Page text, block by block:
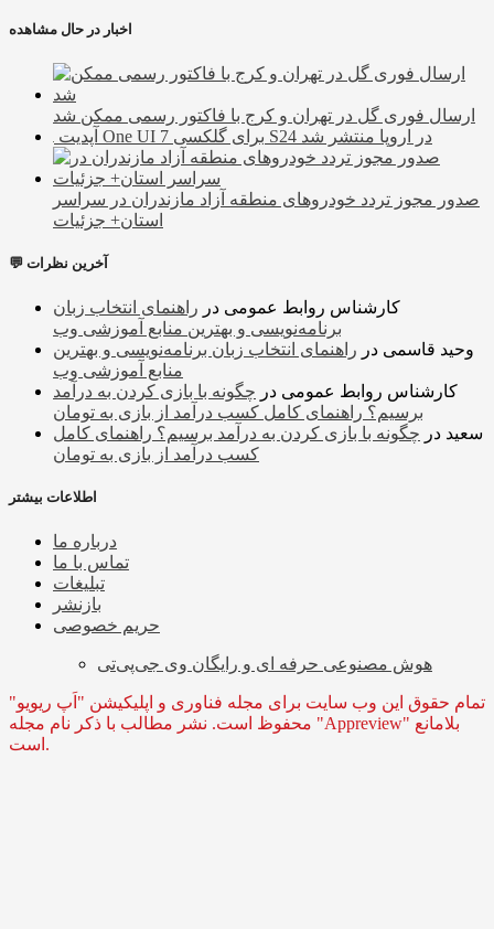
اخبار در حال مشاهده
ارسال فوری گل در تهران و کرج با فاکتور رسمی ممکن شد
آپدیت One UI 7 برای گلکسی S24 در اروپا منتشر شد
صدور مجوز تردد خودرو‌های منطقه آزاد مازندران در سراسر
استان+ جزئیات
💬 آخرین نظرات
کارشناس روابط عمومی در راهنمای انتخاب زبان
برنامه‌نویسی و بهترین منابع آموزشی وب
وحید قاسمی در راهنمای انتخاب زبان برنامه‌نویسی و بهترین
منابع آموزشی وب
کارشناس روابط عمومی در چگونه با بازی کردن به درآمد
برسیم؟ راهنمای کامل کسب درآمد از بازی به تومان
سعید در چگونه با بازی کردن به درآمد برسیم؟ راهنمای کامل
کسب درآمد از بازی به تومان
اطلاعات بیشتر
درباره ما
تماس با ما
تبلیغات
بازنشر
حریم خصوصی
هوش مصنوعی حرفه ای و رایگان وی جی‌پی‌تی
تمام حقوق این وب سایت برای مجله فناوری و اپلیکیشن "اَپ ریویو"
محفوظ است. نشر مطالب با ذکر نام مجله "Appreview" بلامانع
است.